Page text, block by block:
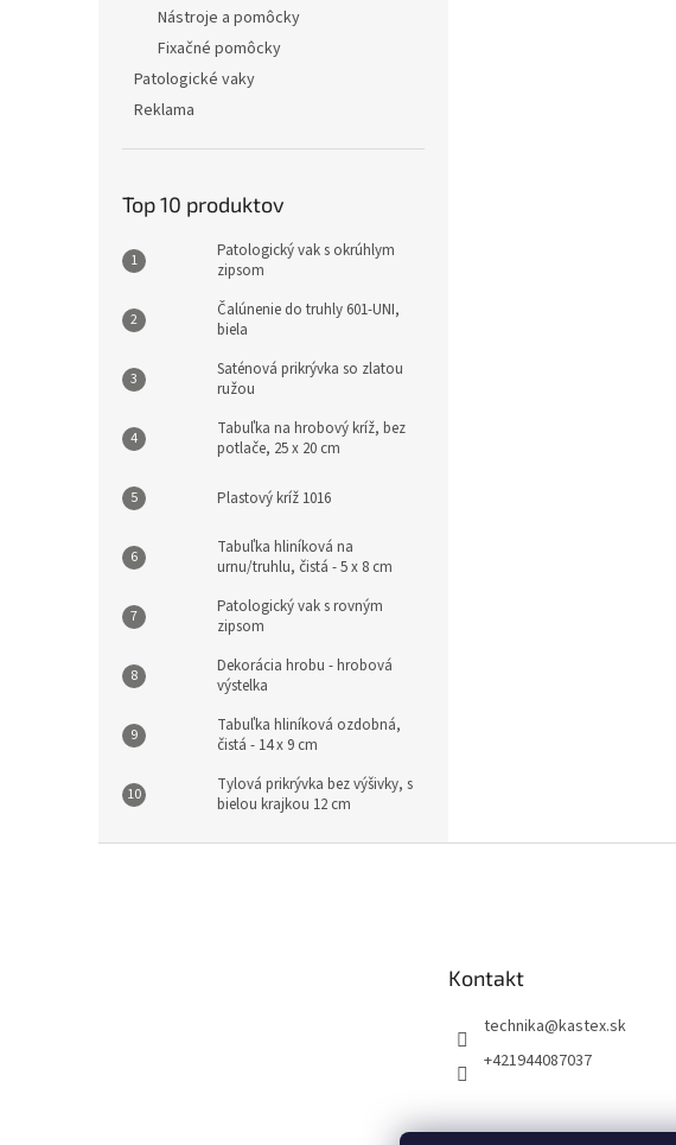
Nástroje a pomôcky
Fixačné pomôcky
Patologické vaky
Reklama
Top 10 produktov
Patologický vak s okrúhlym
zipsom
Čalúnenie do truhly 601-UNI,
biela
Saténová prikrývka so zlatou
ružou
Tabuľka na hrobový kríž, bez
potlače, 25 x 20 cm
Plastový kríž 1016
Tabuľka hliníková na
urnu/truhlu, čistá - 5 x 8 cm
Patologický vak s rovným
zipsom
Dekorácia hrobu - hrobová
výstelka
Tabuľka hliníková ozdobná,
čistá - 14 x 9 cm
Tylová prikrývka bez výšivky, s
bielou krajkou 12 cm
Kontakt
technika@kastex.sk
+421944087037